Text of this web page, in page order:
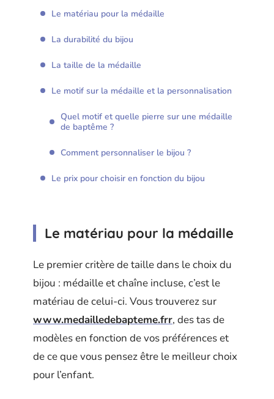
Le matériau pour la médaille
La durabilité du bijou
La taille de la médaille
Le motif sur la médaille et la personnalisation
Quel motif et quelle pierre sur une médaille
de baptême ?
Comment personnaliser le bijou ?
Le prix pour choisir en fonction du bijou
Le matériau pour la médaille
Le premier critère de taille dans le choix du
bijou : médaille et chaîne incluse, c’est le
matériau de celui-ci. Vous trouverez sur
www.medailledebapteme.frr, des tas de
modèles en fonction de vos préférences et
de ce que vous pensez être le meilleur choix
pour l’enfant.